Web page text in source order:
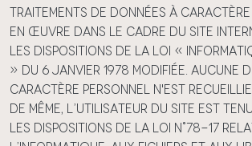
traitements de données à caractère
en œuvre dans le cadre du site
les dispositions de la loi «
» du 6 janvier 1978 modifiée. Aucune
caractère personnel n'est
De même, l’utilisateur du site est
les dispositions de la loi n°78-17